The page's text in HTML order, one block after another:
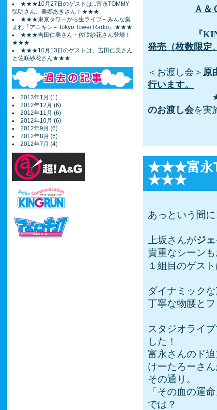
Ａ＆
『
発売（枚数限定
＜お渡し会＞ 原
行います。
のお渡し会を実
★★★富永
★★★
あっという間に
上坂さんがジ
貴重なシーン
１組目のゲス
ダイナミック
丁寧な物腰と
スタジオライ
した！
富永さんのド
けーたろーさ
その通り。
「その血の運
では？
★★★10月27日のゲストは...富永TOMMY
弘明さん、美郷あきさん！★★★
★★★東京タワーから生ライブ～みんな集
まれ『アニキン～Tokyo Tower Radio』★★★
★★★吉田仁美さん・佐咲紗花さん登場！
★★★
★★★10月13日のゲストは、吉田仁美さん
と佐咲紗花さん★★★
2013年1月 (1)
2012年12月 (6)
2012年11月 (6)
2012年10月 (6)
2012年9月 (6)
2012年8月 (6)
2012年7月 (4)